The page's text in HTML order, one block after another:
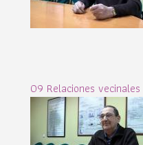
09 Relaciones vecinales